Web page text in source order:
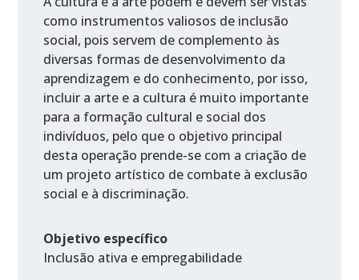
como instrumentos valiosos de inclusão
social, pois servem de complemento às
diversas formas de desenvolvimento da
aprendizagem e do conhecimento, por isso,
incluir a arte e a cultura é muito importante
para a formação cultural e social dos
indivíduos, pelo que o objetivo principal
desta operação prende-se com a criação de
um projeto artístico de combate à exclusão
social e à discriminação.
Objetivo específico
Inclusão ativa e empregabilidade